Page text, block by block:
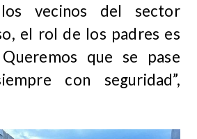
vecinos del sector
el rol de los padres es
que se pase
con seguridad”,